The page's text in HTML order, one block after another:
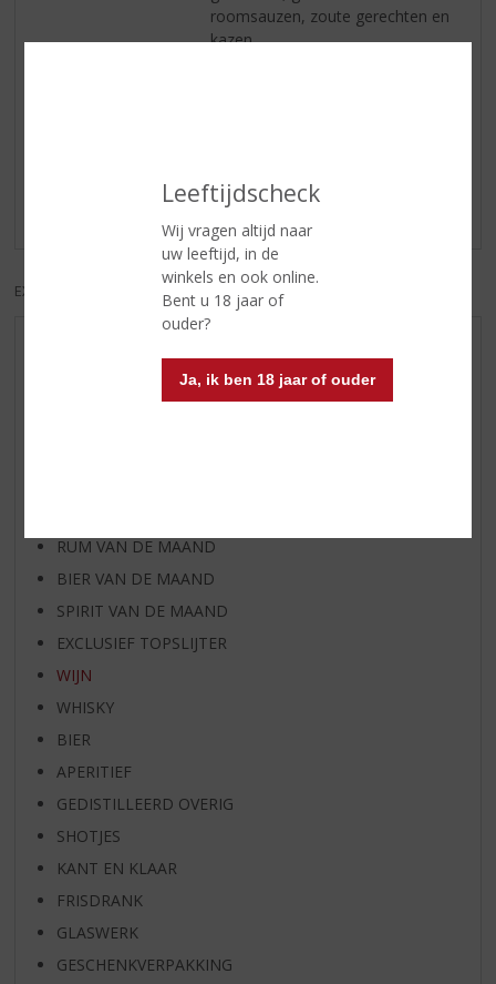
Leeftijdscheck
Wij vragen altijd naar
uw leeftijd, in de
winkels en ook online.
Bent u 18 jaar of
ouder?
Ja, ik ben 18 jaar of ouder
roomsauzen, zoute gerechten en
kazen.
Er zijn nog geen reviews geplaatst voor dit product
EXCL. BTW INCL. BTW
AANBIEDINGEN
RUM VAN DE MAAND
BIER VAN DE MAAND
SPIRIT VAN DE MAAND
EXCLUSIEF TOPSLIJTER
WIJN
WHISKY
BIER
APERITIEF
GEDISTILLEERD OVERIG
SHOTJES
KANT EN KLAAR
FRISDRANK
GLASWERK
GESCHENKVERPAKKING